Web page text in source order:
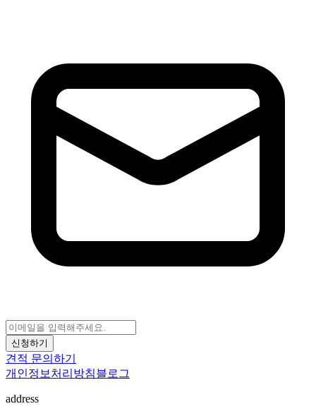
신청하기
견적 문의하기
개인정보처리방침블로그
address